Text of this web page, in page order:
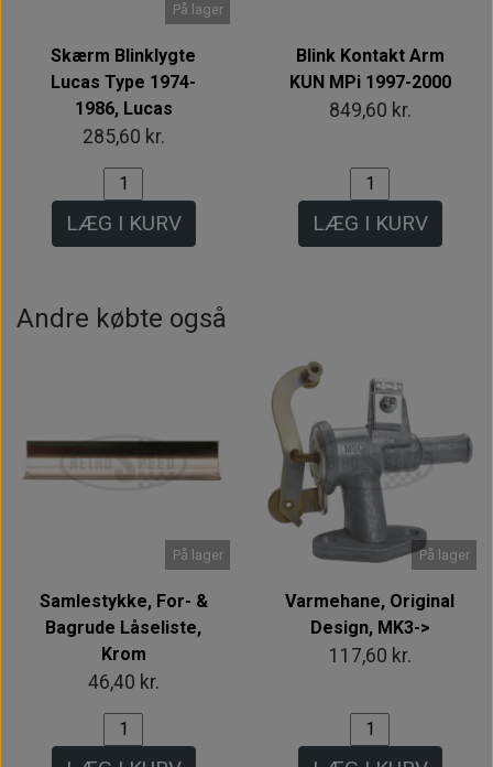
På lager
Skærm Blinklygte
Lucas Type 1974-
1986, Lucas
285,60 kr.
LÆG I KURV
Blink Kontakt Arm
KUN MPi 1997-2000
849,60 kr.
LÆG I KURV
Andre købte også
På lager
Samlestykke, For- &
Bagrude Låseliste,
Krom
46,40 kr.
På lager
Varmehane, Original
Design, MK3->
117,60 kr.